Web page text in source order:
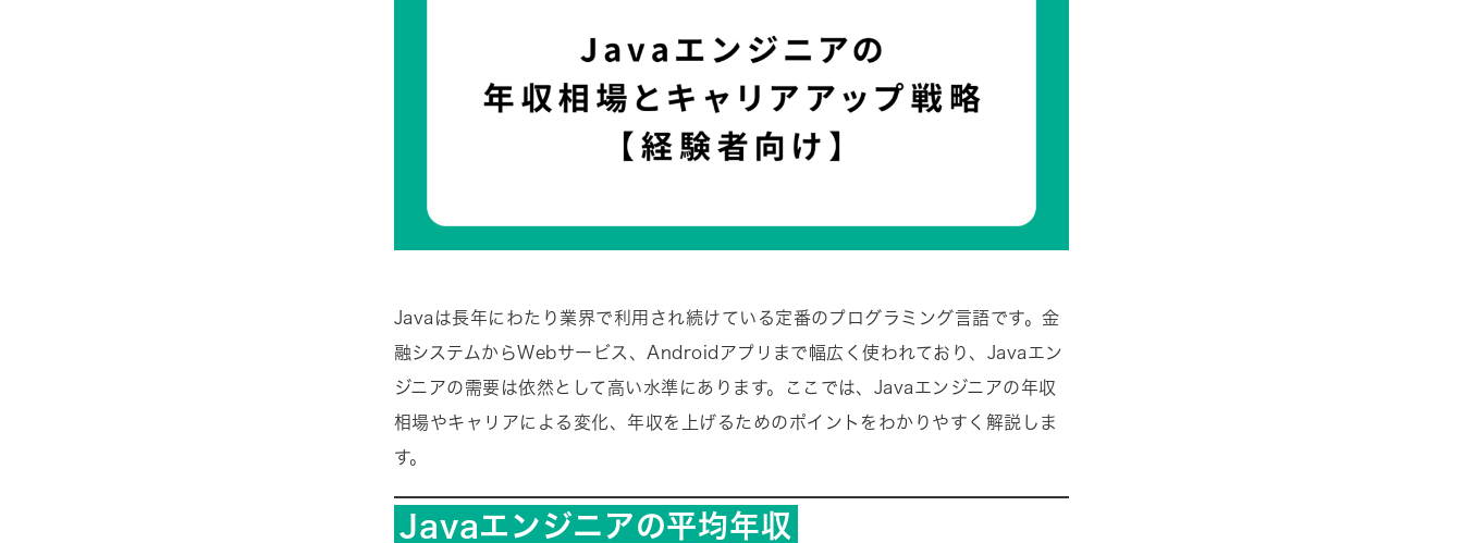
Javaは長年にわたり業界で利用され続けている定番のプログラミング言語です。金
融システムからWebサービス、Androidアプリまで幅広く使われており、Javaエン
ジニアの需要は依然として高い水準にあります。ここでは、Javaエンジニアの年収
相場やキャリアによる変化、年収を上げるためのポイントをわかりやすく解説しま
す。
Javaエンジニアの平均年収